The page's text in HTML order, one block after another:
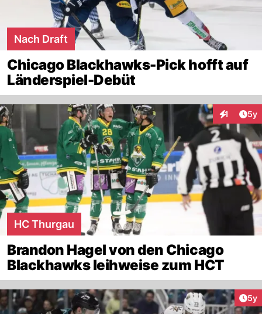
Nach Draft
Chicago Blackhawks-Pick hofft auf
Länderspiel-Debüt
1 5y
HC Thurgau
Brandon Hagel von den Chicago
Blackhawks leihweise zum HCT
5y